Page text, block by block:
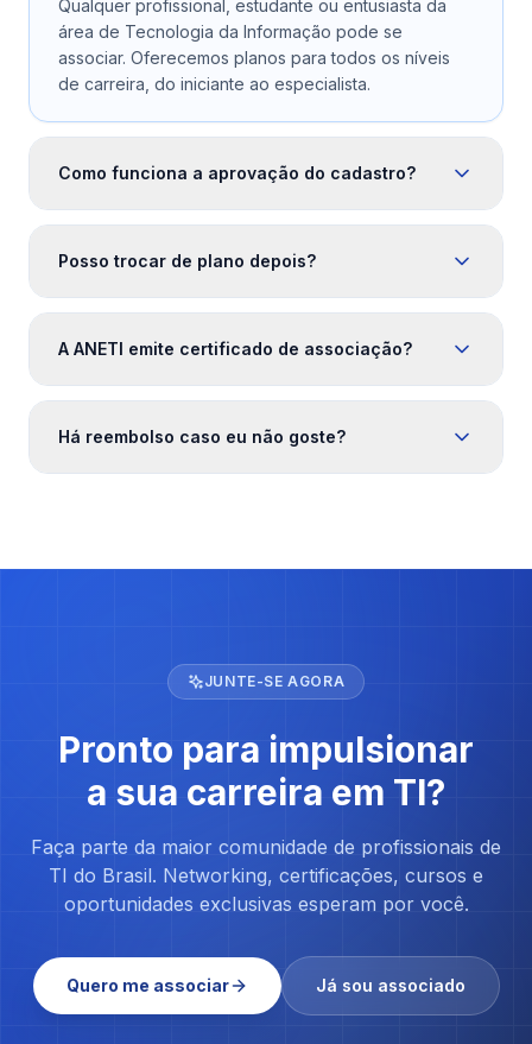
Qualquer profissional, estudante ou entusiasta da
área de Tecnologia da Informação pode se
associar. Oferecemos planos para todos os níveis
de carreira, do iniciante ao especialista.
Como funciona a aprovação do cadastro?
Posso trocar de plano depois?
A ANETI emite certificado de associação?
Há reembolso caso eu não goste?
JUNTE-SE AGORA
Pronto para impulsionar
a sua carreira em TI?
Faça parte da maior comunidade de profissionais de
TI do Brasil. Networking, certificações, cursos e
oportunidades exclusivas esperam por você.
Quero me associar Já sou associado